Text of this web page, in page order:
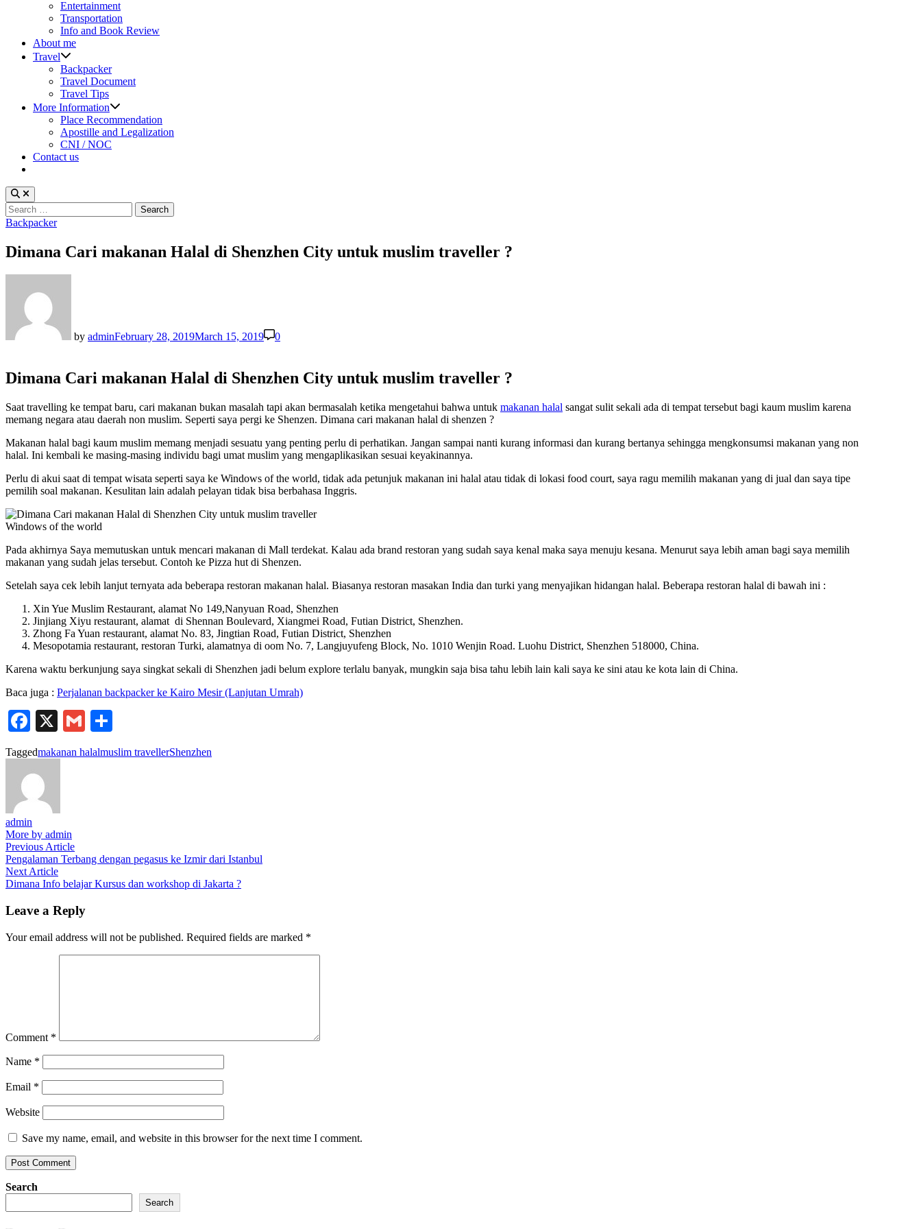
sub
menu
Entertainment
Transportation
Info and Book Review
About me
Travel
sub
menu
Backpacker
Travel Document
Travel Tips
More Information
sub
menu
Place Recommendation
Apostille and Legalization
CNI / NOC
Contact us
Search
for:
Posted
Backpacker
Dimana Cari makanan Halal di Shenzhen City untuk muslim traveller ?
by adminFebruary 28, 2019March 15, 2019 0
Dimana Cari makanan Halal di Shenzhen City untuk muslim traveller ?
Saat travelling ke tempat baru, cari makanan bukan masalah tapi akan bermasalah ketika mengetahui bahwa untuk makanan halal sangat sulit sekali ada di tempat tersebut bagi kaum muslim karena
memang negara atau daerah non muslim. Seperti saya pergi ke Shenzen. Dimana cari makanan halal di shenzen ?
Makanan halal bagi kaum muslim memang menjadi sesuatu yang penting perlu di perhatikan. Jangan sampai nanti kurang informasi dan kurang bertanya sehingga mengkonsumsi makanan yang non
halal. Ini kembali ke masing-masing individu bagi umat muslim yang mengaplikasikan sesuai keyakinannya.
Perlu di akui saat di tempat wisata seperti saya ke Windows of the world, tidak ada petunjuk makanan ini halal atau tidak di lokasi food court, saya ragu memilih makanan yang di jual dan saya tipe
pemilih soal makanan. Kesulitan lain adalah pelayan tidak bisa berbahasa Inggris.
Windows of the world
Pada akhirnya Saya memutuskan untuk mencari makanan di Mall terdekat. Kalau ada brand restoran yang sudah saya kenal maka saya menuju kesana. Menurut saya lebih aman bagi saya memilih
makanan yang sudah jelas tersebut. Contoh ke Pizza hut di Shenzen.
Setelah saya cek lebih lanjut ternyata ada beberapa restoran makanan halal. Biasanya restoran masakan India dan turki yang menyajikan hidangan halal. Beberapa restoran halal di bawah ini :
Xin Yue Muslim Restaurant, alamat No 149,Nanyuan Road, Shenzhen
Jinjiang Xiyu restaurant, alamat di Shennan Boulevard, Xiangmei Road, Futian District, Shenzhen.
Zhong Fa Yuan restaurant, alamat No. 83, Jingtian Road, Futian District, Shenzhen
Mesopotamia restaurant, restoran Turki, alamatnya di oom No. 7, Langjuyufeng Block, No. 1010 Wenjin Road. Luohu District, Shenzhen 518000, China.
Karena waktu berkunjung saya singkat sekali di Shenzhen jadi belum explore terlalu banyak, mungkin saja bisa tahu lebih lain kali saya ke sini atau ke kota lain di China.
Baca juga : Perjalanan backpacker ke Kairo Mesir (Lanjutan Umrah)
Facebook
X Gmail
Taggedmakanan halalmuslim travellerShenzhen
admin
More by admin
Post
navigation
Previous ArticlePrevious
article:
Pengalaman Terbang dengan pegasus ke Izmir dari Istanbul
Next ArticleNext
article:
Dimana Info belajar Kursus dan workshop di Jakarta ?
Leave a Reply
Your email address will not be published. Required fields are marked *
Comment *
Name *
Email *
Website
Save my name, email, and website in this browser for the next time I comment.
Search
Search